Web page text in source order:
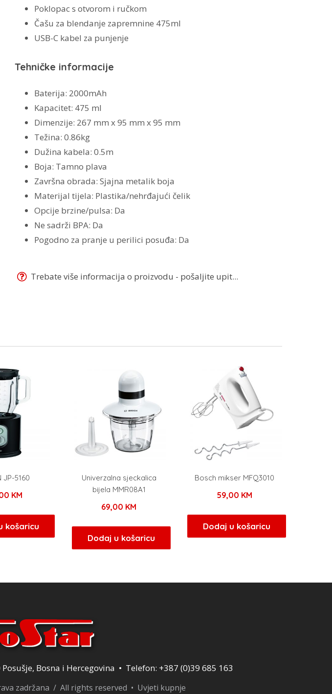
Poklopac s otvorom i ručkom
Čašu za blendanje zapremnine 475ml
USB-C kabel za punjenje
Tehničke informacije
Baterija: 2000mAh
Kapacitet: 475 ml
Dimenzije: 267 mm x 95 mm x 95 mm
Težina: 0.86kg
Dužina kabela: 0.5m
Boja: Tamno plava
Završna obrada: Sjajna metalik boja
Materijal tijela: Plastika/nehrđajući čelik
Opcije brzine/pulsa: Da
Ne sadrži BPA: Da
Pogodno za pranje u perilici posuđa: Da
Trebate više informacija o proizvodu - pošaljite upit...
JP-5160
KM
košaricu
Univerzalna sjeckalica
bijela MMR08A1
69,00 KM
Dodaj u košaricu
Bosch mikser MFQ3010
59,00 KM
Dodaj u košaricu
Bosna i Hercegovina • Telefon: +387 (0)39 685 163
zadržana / All rights reserved • Uvjeti kupnje